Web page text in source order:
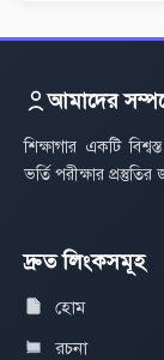
আমাদের
শিক্ষাগার একটি
ভর্তি পরীক্ষার
দ্রুত লিংকসমূহ
হোম
রচনা